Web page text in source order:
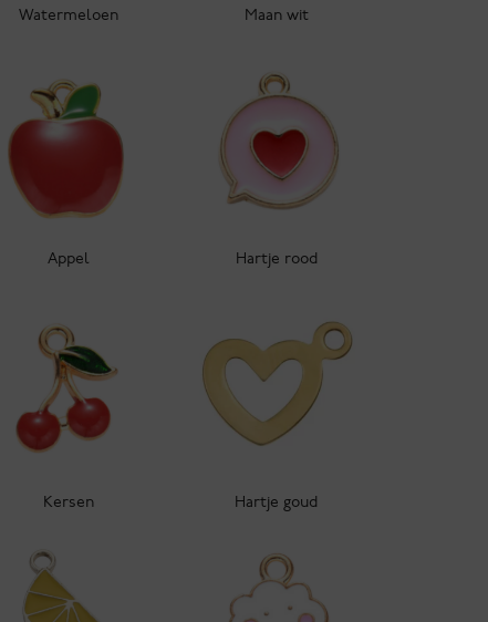
Watermeloen Maan wit
Appel Hartje rood
Kersen Hartje goud